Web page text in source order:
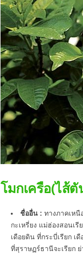
โมกเครือ(ไส้ตั
ชื่ออื่น : ทางภาคเหนื
กะเหรี่ยง แม่ฮ่องสอนเ
เดือยดิน ที่กระบี่เรียก เ
ที่สุราษฏร์ธานีจะเรียก